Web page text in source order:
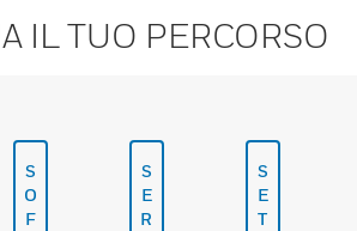
IL TUO PERCORSO
S
O
F
S
E
R
S
E
T